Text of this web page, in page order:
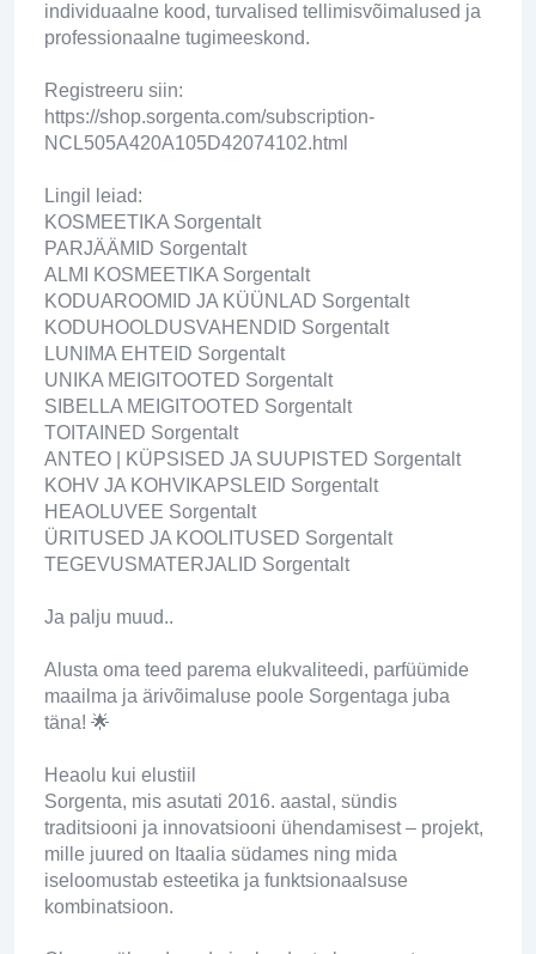
individuaalne kood, turvalised tellimisvõimalused ja
professionaalne tugimeeskond.
Registreeru siin:
https://shop.sorgenta.com/subscription-
NCL505A420A105D42074102.html
Lingil leiad:
KOSMEETIKA Sorgentalt
PARJÄÄMID Sorgentalt
ALMI KOSMEETIKA Sorgentalt
KODUAROOMID JA KÜÜNLAD Sorgentalt
KODUHOOLDUSVAHENDID Sorgentalt
LUNIMA EHTEID Sorgentalt
UNIKA MEIGITOOTED Sorgentalt
SIBELLA MEIGITOOTED Sorgentalt
TOITAINED Sorgentalt
ANTEO | KÜPSISED JA SUUPISTED Sorgentalt
KOHV JA KOHVIKAPSLEID Sorgentalt
HEAOLUVEE Sorgentalt
ÜRITUSED JA KOOLITUSED Sorgentalt
TEGEVUSMATERJALID Sorgentalt
Ja palju muud..
Alusta oma teed parema elukvaliteedi, parfüümide
maailma ja ärivõimaluse poole Sorgentaga juba
täna! 🌟
Heaolu kui elustiil
Sorgenta, mis asutati 2016. aastal, sündis
traditsiooni ja innovatsiooni ühendamisest – projekt,
mille juured on Itaalia südames ning mida
iseloomustab esteetika ja funktsionaalsuse
kombinatsioon.